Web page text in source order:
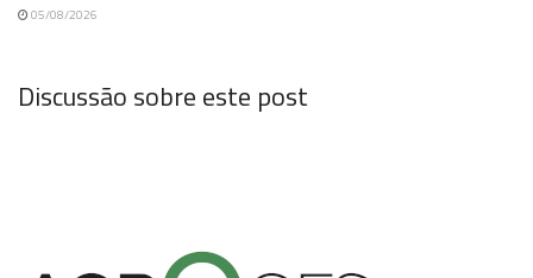
05/08/2026
Discussão sobre este post